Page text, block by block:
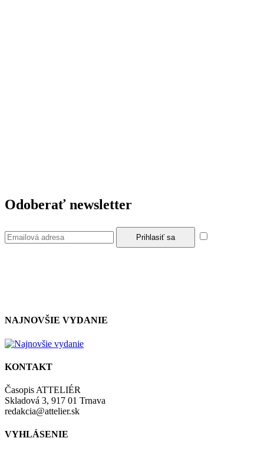
Odoberať newsletter
NAJNOVŠIE VYDANIE
KONTAKT
Časopis ATTELIÉR
Skladová 3, 917 01 Trnava
redakcia@attelier.sk
VYHLÁSENIE